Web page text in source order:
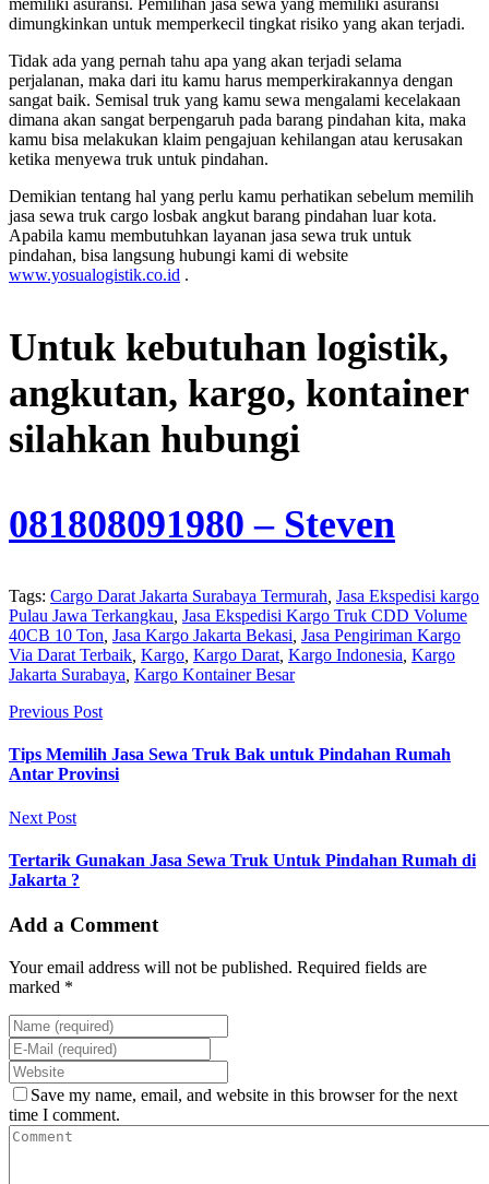
memiliki asuransi. Pemilihan jasa sewa yang memiliki asuransi
dimungkinkan untuk memperkecil tingkat risiko yang akan terjadi.
Tidak ada yang pernah tahu apa yang akan terjadi selama
perjalanan, maka dari itu kamu harus memperkirakannya dengan
sangat baik. Semisal truk yang kamu sewa mengalami kecelakaan
dimana akan sangat berpengaruh pada barang pindahan kita, maka
kamu bisa melakukan klaim pengajuan kehilangan atau kerusakan
ketika menyewa truk untuk pindahan.
Demikian tentang hal yang perlu kamu perhatikan sebelum memilih
jasa sewa truk cargo losbak angkut barang pindahan luar kota.
Apabila kamu membutuhkan layanan jasa sewa truk untuk
pindahan, bisa langsung hubungi kami di website
www.yosualogistik.co.id .
Untuk kebutuhan logistik,
angkutan, kargo, kontainer
silahkan hubungi
081808091980 – Steven
Tags: Cargo Darat Jakarta Surabaya Termurah Jasa Ekspedisi kargo
Pulau Jawa Terkangkau Jasa Ekspedisi Kargo Truk CDD Volume
40CB 10 Ton Jasa Kargo Jakarta Bekasi Jasa Pengiriman Kargo
Via Darat Terbaik Kargo Kargo Darat Kargo Indonesia Kargo
Jakarta Surabaya Kargo Kontainer Besar
Previous Post
Tips Memilih Jasa Sewa Truk Bak untuk Pindahan Rumah
Antar Provinsi
Next Post
Tertarik Gunakan Jasa Sewa Truk Untuk Pindahan Rumah di
Jakarta ?
Add a Comment
Your email address will not be published. Required fields are
marked *
Save my name, email, and website in this browser for the next
time I comment.